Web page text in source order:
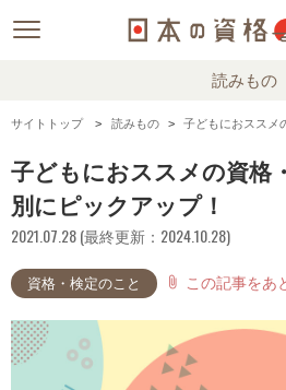
読みもの
サイトトップ 読みもの 子どもにおススメの資
子どもにおススメの資格
別にピックアップ！
2021.07.28 (最終更新：2024.10.28)
資格・検定のこと attach_file この記事をあ